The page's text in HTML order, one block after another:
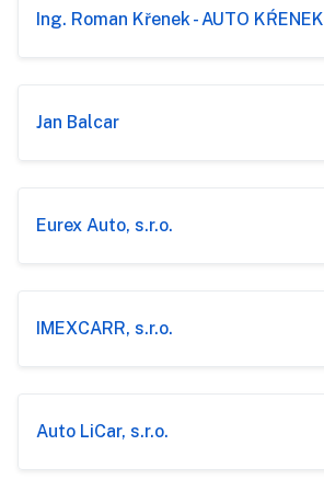
Ing. Roman Křenek - AUTO KŔENEK
Jan Balcar
Eurex Auto, s.r.o.
IMEXCARR, s.r.o.
Auto LiCar, s.r.o.